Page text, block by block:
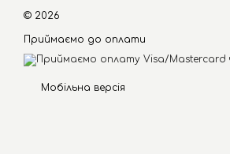
© 2026
Приймаємо до оплати
Мобільна версія